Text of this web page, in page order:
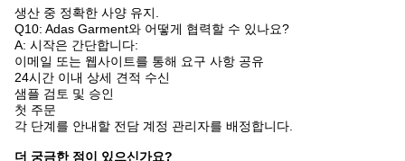
생산 중 정확한 사양 유지.
Q10: Adas Garment와 어떻게 협력할 수 있나요?
A: 시작은 간단합니다:
이메일 또는 웹사이트를 통해 요구 사항 공유
24시간 이내 상세 견적 수신
샘플 검토 및 승인
첫 주문
각 단계를 안내할 전담 계정 관리자를 배정합니다.
더 궁금한 점이 있으신가요?